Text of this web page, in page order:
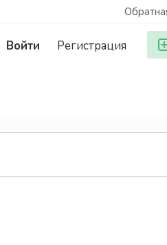
Регистрация
Войти